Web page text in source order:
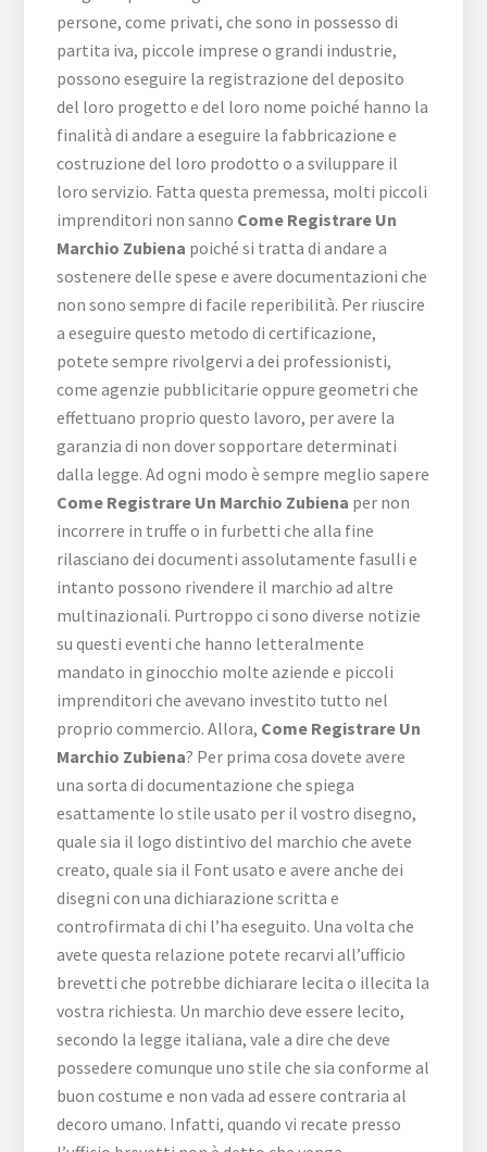
persone, come privati, che sono in possesso di
partita iva, piccole imprese o grandi industrie,
possono eseguire la registrazione del deposito
del loro progetto e del loro nome poiché hanno la
finalità di andare a eseguire la fabbricazione e
costruzione del loro prodotto o a sviluppare il
loro servizio. Fatta questa premessa, molti piccoli
imprenditori non sanno Come Registrare Un
Marchio Zubiena poiché si tratta di andare a
sostenere delle spese e avere documentazioni che
non sono sempre di facile reperibilità. Per riuscire
a eseguire questo metodo di certificazione,
potete sempre rivolgervi a dei professionisti,
come agenzie pubblicitarie oppure geometri che
effettuano proprio questo lavoro, per avere la
garanzia di non dover sopportare determinati
dalla legge. Ad ogni modo è sempre meglio sapere
Come Registrare Un Marchio Zubiena per non
incorrere in truffe o in furbetti che alla fine
rilasciano dei documenti assolutamente fasulli e
intanto possono rivendere il marchio ad altre
multinazionali. Purtroppo ci sono diverse notizie
su questi eventi che hanno letteralmente
mandato in ginocchio molte aziende e piccoli
imprenditori che avevano investito tutto nel
proprio commercio. Allora, Come Registrare Un
Marchio Zubiena? Per prima cosa dovete avere
una sorta di documentazione che spiega
esattamente lo stile usato per il vostro disegno,
quale sia il logo distintivo del marchio che avete
creato, quale sia il Font usato e avere anche dei
disegni con una dichiarazione scritta e
controfirmata di chi l’ha eseguito. Una volta che
avete questa relazione potete recarvi all’ufficio
brevetti che potrebbe dichiarare lecita o illecita la
vostra richiesta. Un marchio deve essere lecito,
secondo la legge italiana, vale a dire che deve
possedere comunque uno stile che sia conforme al
buon costume e non vada ad essere contraria al
decoro umano. Infatti, quando vi recate presso